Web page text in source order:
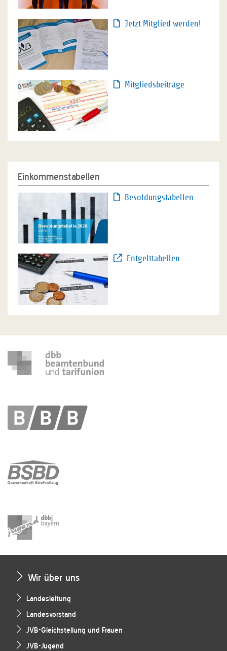
Jetzt Mitglied werden!
Mitgliedsbeiträge
Einkommenstabellen
Besoldungstabellen
Entgelttabellen
Wir über uns
Landesleitung
Landesvorstand
JVB-Gleichstellung und Frauen
JVB-Jugend